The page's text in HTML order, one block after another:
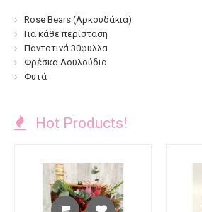
Rose Bears (Αρκουδάκια)
Για κάθε περίσταση
Παντοτινά 30φυλλα
Φρέσκα Λουλούδια
Φυτά
Hot Products!